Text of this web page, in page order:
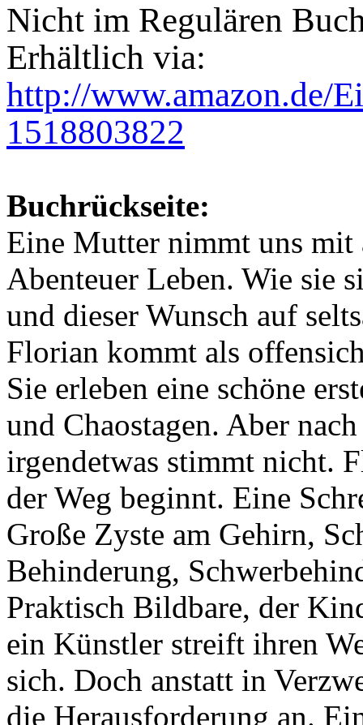
Nicht im Regulären
Erhältlich via:
http://www.amazon.de/
1518803822
Buchrückseite:
Eine Mutter nimmt uns mit
Abenteuer Leben. Wie sie
und dieser Wunsch auf
Florian kommt als
Sie erleben eine schöne
und Chaostagen. Aber
irgendetwas stimmt nicht.
der Weg beginnt. Eine
Große Zyste am Gehirn,
Behinderung,
Praktisch Bildbare, der
ein Künstler streift ihren
sich. Doch anstatt in
die Herausforderung an.